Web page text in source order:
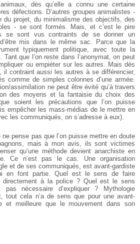
dès qu’elle a connu une certaine
défections. D’autres groupes animalistes
du projet, du minimalisme des objectifs, des
- se sont formés. Mais, et c’est le pire
se sont vus contraints de se donner un
mis dans le même sac. Parce que la
typiquement politique, avec toute la
que l’on reste dans l’anonymat, on peut
ou empiéter sur les autres. Mais dès
il contraint aussi les autres à se différencier,
comme de simples colonnes d’une armée.
assimilation ne peut être évité qu’à travers
des moyens et la fantaisie du choix des
soient les précautions que l’on puisse
empêcher les mass­-médias de le mettre en
les communiqués, on s’adresse à eux).
pense pas que l’on puisse mettre en doute
mais à mon avis, ils sont victimes
qu’une méthode devient anarchiste en
Ce n’est pas le cas. Une organisation
et de ses communiqués, est avant­-gardiste
en font partie. Quel est le sens de faire
directement à la police ? Quel est le sens
pas nécessaire d’expliquer ? Mythologie
tout cela n’a de sens que pour une avant­-
et meilleure que le mouvement dans son